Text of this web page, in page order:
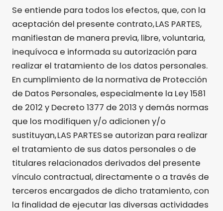
Se entiende para todos los efectos, que, con la
aceptación del presente contrato, LAS PARTES,
manifiestan de manera previa, libre, voluntaria,
inequívoca e informada su autorización para
realizar el tratamiento de los datos personales.
En cumplimiento de la normativa de Protección
de Datos Personales, especialmente la Ley 1581
de 2012 y Decreto 1377 de 2013 y demás normas
que los modifiquen y/o adicionen y/o
sustituyan, LAS PARTES se autorizan para realizar
el tratamiento de sus datos personales o de
titulares relacionados derivados del presente
vínculo contractual, directamente o a través de
terceros encargados de dicho tratamiento, con
la finalidad de ejecutar las diversas actividades